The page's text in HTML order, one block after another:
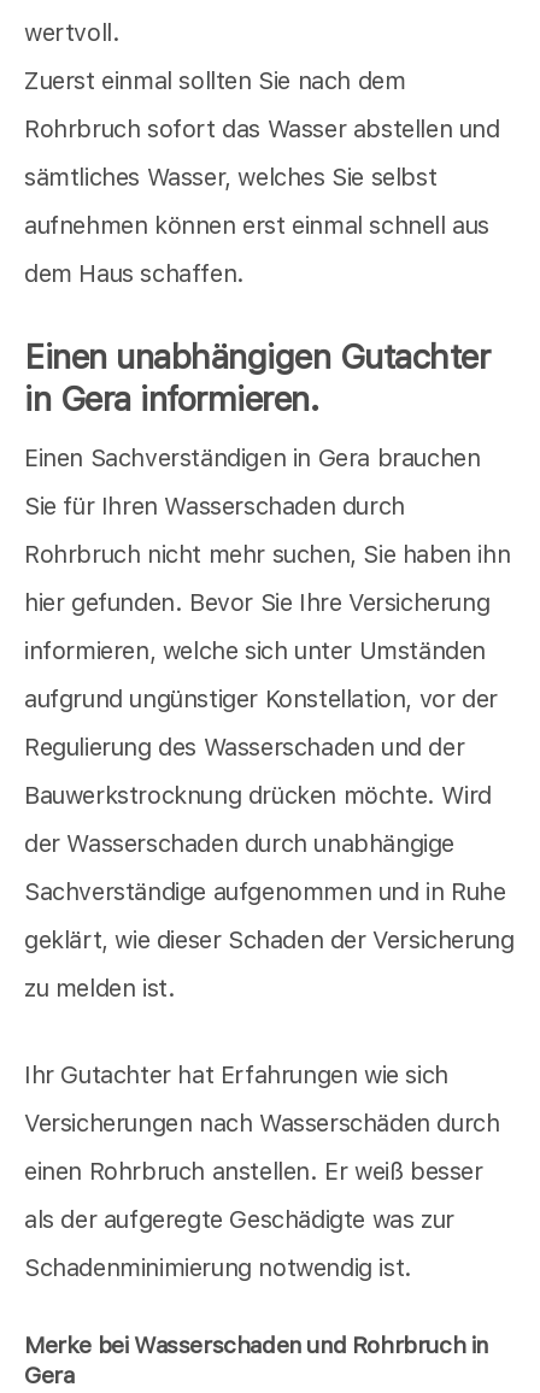
wertvoll.
Zuerst einmal sollten Sie nach dem
Rohrbruch sofort das Wasser abstellen und
sämtliches Wasser, welches Sie selbst
aufnehmen können erst einmal schnell aus
dem Haus schaffen.
Einen unabhängigen Gutachter
in Gera informieren.
Einen Sachverständigen in Gera brauchen
Sie für Ihren Wasserschaden durch
Rohrbruch nicht mehr suchen, Sie haben ihn
hier gefunden. Bevor Sie Ihre Versicherung
informieren, welche sich unter Umständen
aufgrund ungünstiger Konstellation, vor der
Regulierung des Wasserschaden und der
Bauwerkstrocknung drücken möchte. Wird
der Wasserschaden durch unabhängige
Sachverständige aufgenommen und in Ruhe
geklärt, wie dieser Schaden der Versicherung
zu melden ist.
Ihr Gutachter hat Erfahrungen wie sich
Versicherungen nach Wasserschäden durch
einen Rohrbruch anstellen. Er weiß besser
als der aufgeregte Geschädigte was zur
Schadenminimierung notwendig ist.
Merke bei Wasserschaden und Rohrbruch in
Gera